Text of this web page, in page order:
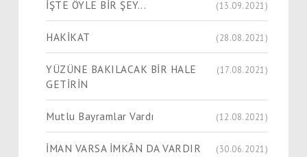
İŞTE ÖYLE BİR ŞEY... (13.09.2021)
HAKİKAT (28.08.2021)
YÜZÜNE BAKILACAK BİR HALE
GETİRİN
(17.08.2021)
Mutlu Bayramlar Vardı (12.08.2021)
İMAN VARSA İMKÂN DA VARDIR (30.06.2021)